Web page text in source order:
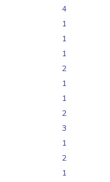
4
1
1
1
2
1
1
2
3
1
2
1